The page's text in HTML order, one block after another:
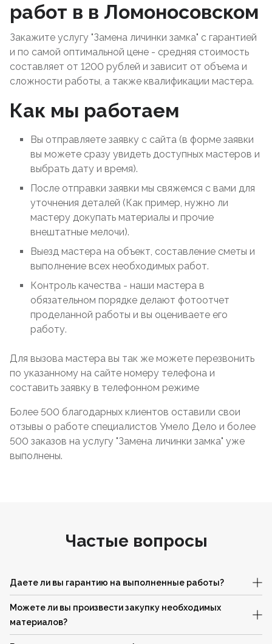
работ в в Ломоносовском
Закажите услугу "Замена личинки замка" с гарантией
и по самой оптимальной цене - средняя стоимость
составляет от 1200 рублей и зависит от объема и
сложности работы, а также квалификации мастера.
Как мы работаем
Вы отправляете заявку с сайта (в форме заявки
вы можете сразу увидеть доступных мастеров и
выбрать дату и время).
После отправки заявки мы свяжемся с вами для
уточнения деталей (Как пример, нужно ли
мастеру докупать материалы и прочие
внештатные мелочи).
Выезд мастера на объект, составление сметы и
выполнение всех необходимых работ.
Контроль качества - наши мастера в
обязательном порядке делают фотоотчет
проделанной работы и вы оцениваете его
работу.
Для вызова мастера вы так же можете перезвонить
по указанному на сайте номеру телефона и
составить заявку в телефонном режиме
Более 500 благодарных клиентов оставили свои
отзывы о работе специалистов Умело Дело и более
500 заказов на услугу "Замена личинки замка" уже
выполнены.
Частые вопросы
Даете ли вы гарантию на выполненные работы?
Можете ли вы произвести закупку необходимых
материалов?